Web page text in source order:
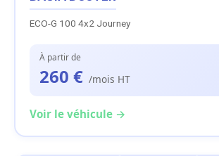
ECO-G 100 4x2 Journey
À partir de
260 € /mois HT
Voir le véhicule →